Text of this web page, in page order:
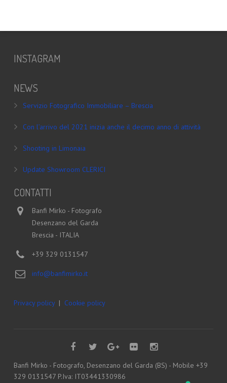
INSTAGRAM
NEWS
Servizio Fotografico Immobiliare – Brescia
Con l’arrivo del 2021 inizia anche il decimo anno di attività
Shooting in Limonaia
Update Showroom CLERICI
CONTATTI
Banfi Mirko - Fotografo
Desenzano del Garda
Brescia - ITALIA
+39 329 0131547
info@banfimirko.it
Privacy policy| Cookie policy
Banfi Mirko - Fotografo, Desenzano del Garda (BS) - Mobile +39
329 0131547 P.Iva: IT03441330986